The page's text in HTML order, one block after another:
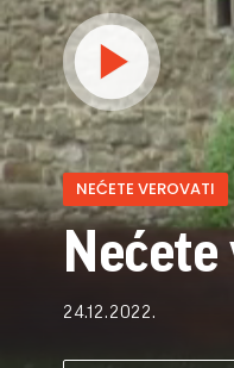
NEĆETE VEROVATI
24.12.2022.